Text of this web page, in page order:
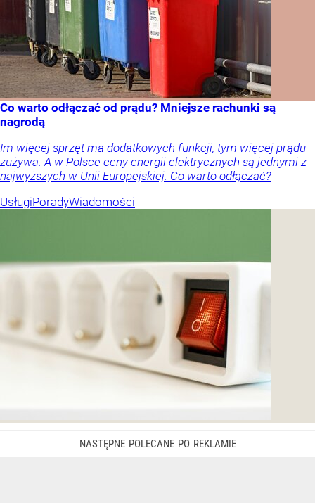
Co warto odłączać od prądu? Mniejsze rachunki są
nagrodą
Im więcej sprzęt ma dodatkowych funkcji, tym więcej prądu
zużywa. A w Polsce ceny energii elektrycznych są jednymi z
najwyższych w Unii Europejskiej. Co warto odłączać?
UsługiPoradyWiadomości